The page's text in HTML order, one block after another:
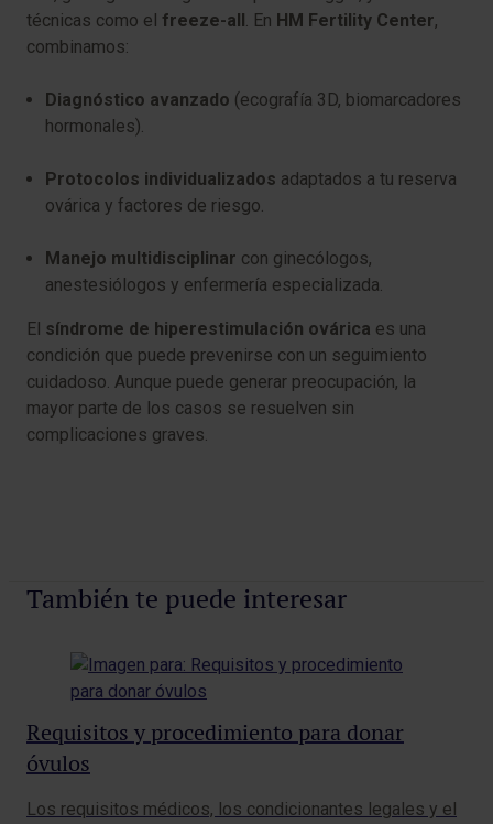
técnicas como el freeze-all . En HM Fertility Center,
combinamos:
Diagnóstico avanzado (ecografía 3D, biomarcadores
hormonales).
Protocolos individualizados adaptados a tu reserva
ovárica y factores de riesgo.
Manejo multidisciplinar con ginecólogos,
anestesiólogos y enfermería especializada.
El síndrome de hiperestimulación ovárica es una
condición que puede prevenirse con un seguimiento
cuidadoso. Aunque puede generar preocupación, la
mayor parte de los casos se resuelven sin
complicaciones graves.
También te puede interesar
Requisitos y procedimiento para donar
óvulos
Los requisitos médicos, los condicionantes legales y el